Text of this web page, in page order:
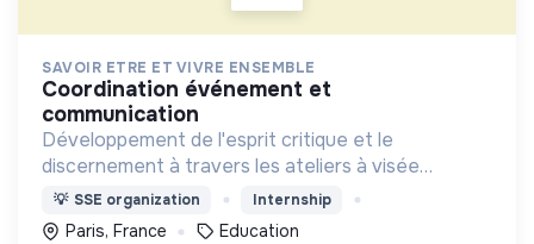
SAVOIR ETRE ET VIVRE ENSEMBLE
coordination événement et
communication
Développement de l'esprit critique et le
discernement à travers les ateliers à visée
philosophique chez les enfants et les jeunes
💡 SSE organization Internship
Paris, France Education